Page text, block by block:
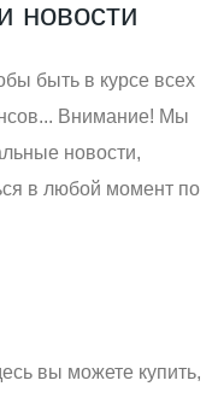
новости
быть в курсе всех
Внимание! Мы
новости,
в любой момент по
вы можете купить,